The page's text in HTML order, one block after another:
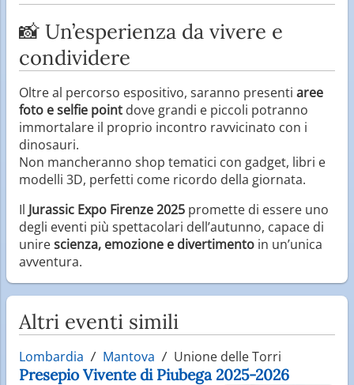
📸 Un’esperienza da vivere e
condividere
Oltre al percorso espositivo, saranno presenti aree
foto e selfie point dove grandi e piccoli potranno
immortalare il proprio incontro ravvicinato con i
dinosauri.
Non mancheranno shop tematici con gadget, libri e
modelli 3D, perfetti come ricordo della giornata.
Il Jurassic Expo Firenze 2025 promette di essere uno
degli eventi più spettacolari dell’autunno, capace di
unirescienza, emozione e divertimento in un’unica
avventura.
Altri eventi simili
Lombardia Mantova Unione delle Torri
Presepio Vivente di Piubega 2025-2026